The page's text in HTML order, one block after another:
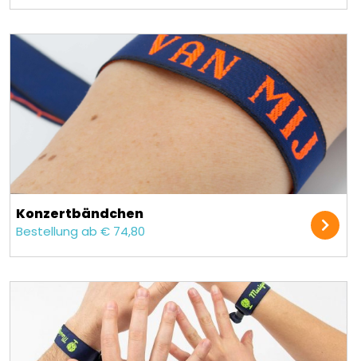
Konzert­bändchen
Bestellung ab € 74,80